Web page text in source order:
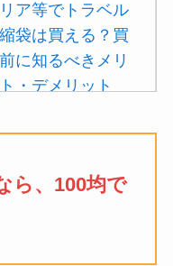
ア等でトラベル
袋は買える？買
に知るべきメリ
・デメリット
リア等でポイズン
ら、100均で